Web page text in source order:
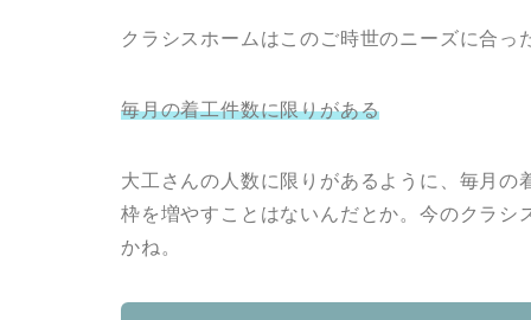
クラシスホームはこのご時世のニーズに合っ
毎月の着工件数に限りがある
大工さんの人数に限りがあるように、毎月
枠を増やすことはないんだとか。今のクラ
かね。